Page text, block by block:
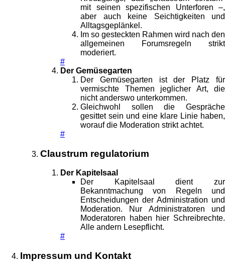
mit seinen spezifischen Unterforen –,
aber auch keine Seichtigkeiten und
Alltagsgeplänkel.
Im so gesteckten Rahmen wird nach den
allgemeinen Forumsregeln strikt
moderiert.
#
Der Gemüsegarten
Der Gemüsegarten ist der Platz für
vermischte Themen jeglicher Art, die
nicht anderswo unterkommen.
Gleichwohl sollen die Gespräche
gesittet sein und eine klare Linie haben,
worauf die Moderation strikt achtet.
#
Claustrum regulatorium
Der Kapitelsaal
Der Kapitelsaal dient zur
Bekanntmachung von Regeln und
Entscheidungen der Administration und
Moderation. Nur Administratoren und
Moderatoren haben hier Schreibrechte.
Alle andern Lesepflicht.
#
Impressum und Kontakt